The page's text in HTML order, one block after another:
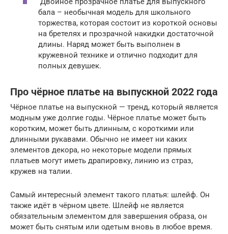
бала – необычная модель для школьного
торжества, которая состоит из короткой основы
на бретелях и прозрачной накидки достаточной
длины. Наряд может быть выполнен в
кружевной технике и отлично подходит для
полных девушек.
Про чёрное платье на выпускной 2022 года
Чёрное платье на выпускной — тренд, который является
модным уже долгие годы. Чёрное платье может быть
коротким, может быть длинным, с короткими или
длинными рукавами. Обычно не имеет ни каких
элементов декора, но некоторые модели прямых
платьев могут иметь драпировку, линию из страз,
кружев на талии.
Самый интересный элемент такого платья: шлейф. Он
также идёт в чёрном цвете. Шлейф не является
обязательным элементом для завершения образа, он
может быть снятым или одетым вновь в любое время.